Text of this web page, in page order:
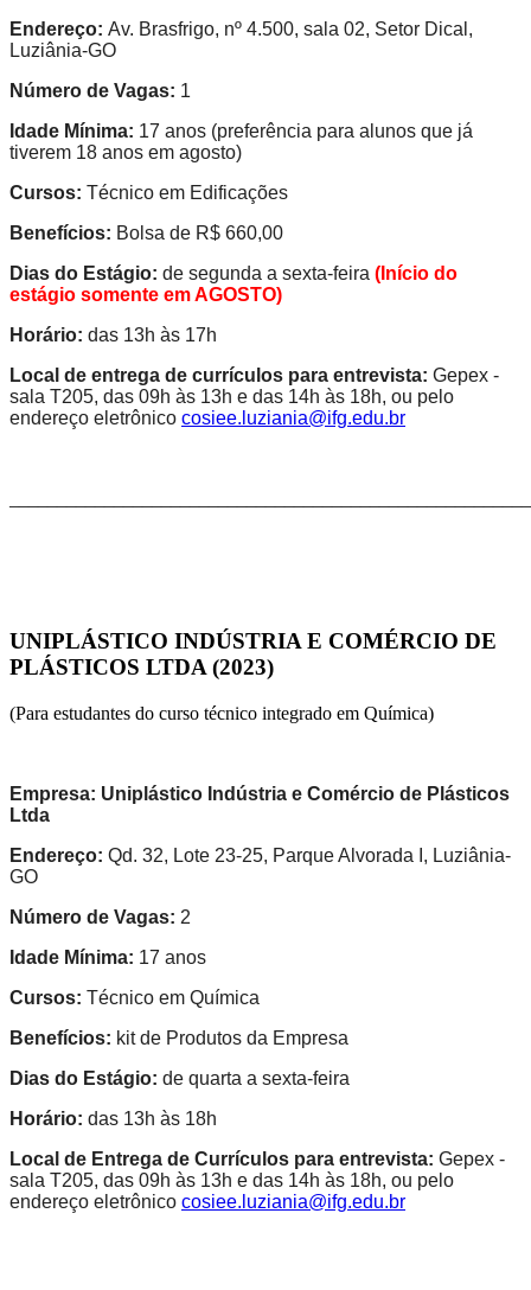
Endereço: Av. Brasfrigo, nº 4.500, sala 02, Setor Dical,
Luziânia-GO
Número de Vagas: 1
Idade Mínima: 17 anos (preferência para alunos que já
tiverem 18 anos em agosto)
Cursos: Técnico em Edificações
Benefícios: Bolsa de R$ 660,00
Dias do Estágio: de segunda a sexta-feira (Início do
estágio somente em AGOSTO)
Horário: das 13h às 17h
Local de entrega de currículos para entrevista: Gepex -
sala T205, das 09h às 13h e das 14h às 18h, ou pelo
endereço eletrônico cosiee.luziania@ifg.edu.br
UNIPLÁSTICO INDÚSTRIA E COMÉRCIO DE
PLÁSTICOS LTDA (2023)
(Para estudantes do curso técnico integrado em Química)
Empresa: Uniplástico Indústria e Comércio de Plásticos
Ltda
Endereço: Qd. 32, Lote 23-25, Parque Alvorada I, Luziânia-
GO
Número de Vagas: 2
Idade Mínima: 17 anos
Cursos: Técnico em Química
Benefícios: kit de Produtos da Empresa
Dias do Estágio: de quarta a sexta-feira
Horário: das 13h às 18h
Local de Entrega de Currículos para entrevista: Gepex -
sala T205, das 09h às 13h e das 14h às 18h, ou pelo
endereço eletrônico cosiee.luziania@ifg.edu.br